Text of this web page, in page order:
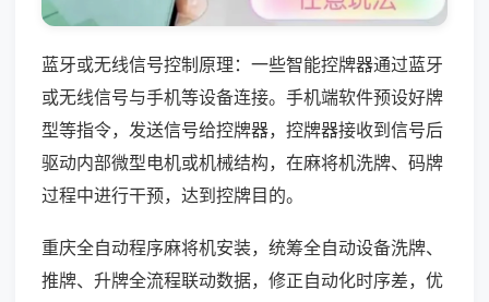
蓝牙或无线信号控制原理：一些智能控牌器通过蓝牙
或无线信号与手机等设备连接。手机端软件预设好牌
型等指令，发送信号给控牌器，控牌器接收到信号后
驱动内部微型电机或机械结构，在麻将机洗牌、码牌
过程中进行干预，达到控牌目的。
重庆全自动程序麻将机安装，统筹全自动设备洗牌、
推牌、升牌全流程联动数据，修正自动化时序差，优